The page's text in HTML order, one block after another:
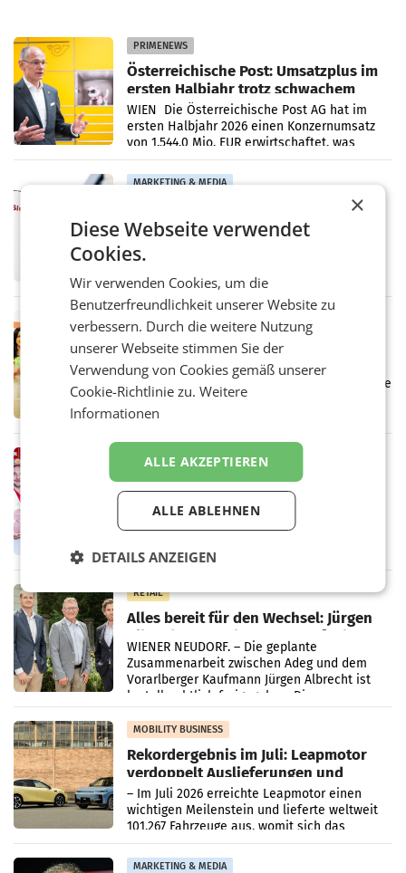
PRIMENEWS
Österreichische Post: Umsatzplus im
ersten Halbjahr trotz schwachem
Briefgeschäft
WIEN Die Österreichische Post AG hat im
ersten Halbjahr 2026 einen Konzernumsatz
von 1.544,0 Mio. EUR erwirtschaftet, was
einem Plus von 3,8 Prozent gegenüber dem
Vergleichszeitraum
MARKETING & MEDIA
überraschend viel Gewinn
UNTERFÖHRING/MAILAND/AMSTERDAM. Der
Fernsehkonzern ProSiebenSat.1 hat im
wieder Gewinn gemacht und die
Markterwartung deutlich übertroffen.
RETAIL
Eine Bühne für Zirkularität: ARA und
Müller informieren am POS über
Kreislauffähigkeit
Über den gesamten August hinweg rücken die
Altstoff Recycling Austria AG (ARA) und der
Handelskonzern Müller die Initiative
RETAIL
Penny modernisiert zwei Filialen in
Ober- und Niederösterreich
WIENER NEUDORF. – Im Rahmen einer
laufenden Modernisierungsoffensive
Oberösterreich. Die beiden Standorte liegen
RETAIL
Alles bereit für den Wechsel: Jürgen
Albrecht setzt ab 1.1.2027 auf Adeg
WIENER NEUDORF. – Die geplante
Zusammenarbeit zwischen Adeg und dem
Vorarlberger Kaufmann Jürgen Albrecht ist
kartellrechtlich freigegeben: Die
Bundeswettbewerbsbehörde und der
Bundeskartellanwalt
MOBILITY BUSINESS
Rekordergebnis im Juli: Leapmotor
verdoppelt Auslieferungen und
überschreitet die 100.000er-Marke
– Im Juli 2026 erreichte Leapmotor einen
wichtigen Meilenstein und lieferte weltweit
101.267 Fahrzeuge aus, womit sich das
Ergebnis gegenüber Juli 2025 mehr als
verdoppelte (+102
MARKETING & MEDIA
×
Diese Webseite verwendet
Cookies.
Wir verwenden Cookies, um die
Benutzerfreundlichkeit unserer Website zu
verbessern. Durch die weitere Nutzung
unserer Webseite stimmen Sie der
Verwendung von Cookies gemäß unserer
Cookie-Richtlinie zu.Weitere
Informationen
ALLE AKZEPTIEREN
ALLE ABLEHNEN
DETAILS ANZEIGEN